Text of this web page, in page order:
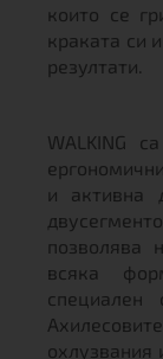
които се
краката си
резултати.
WALKING
и активна
позволява
всяка
специален
охлузвания